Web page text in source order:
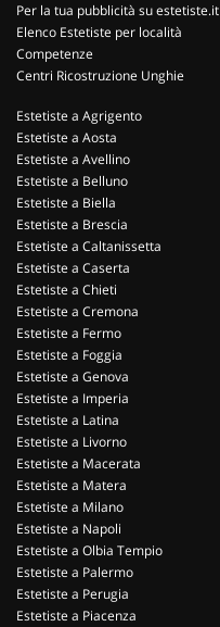
Per la tua pubblicità su estetiste.it
Elenco Estetiste per località
Competenze
Centri Ricostruzione Unghie
Estetiste a Agrigento
Estetiste a Aosta
Estetiste a Avellino
Estetiste a Belluno
Estetiste a Biella
Estetiste a Brescia
Estetiste a Caltanissetta
Estetiste a Caserta
Estetiste a Chieti
Estetiste a Cremona
Estetiste a Fermo
Estetiste a Foggia
Estetiste a Genova
Estetiste a Imperia
Estetiste a Latina
Estetiste a Livorno
Estetiste a Macerata
Estetiste a Matera
Estetiste a Milano
Estetiste a Napoli
Estetiste a Olbia Tempio
Estetiste a Palermo
Estetiste a Perugia
Estetiste a Piacenza